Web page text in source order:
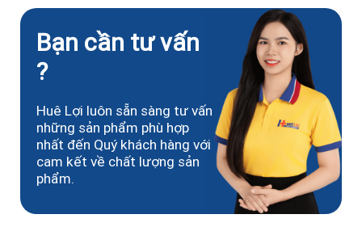
Bạn cần tư vấn
?
Huê Lợi luôn sẵn sàng tư vấn
những sản phẩm phù hợp
nhất đến Quý khách hàng với
cam kết về chất lượng sản
phẩm.